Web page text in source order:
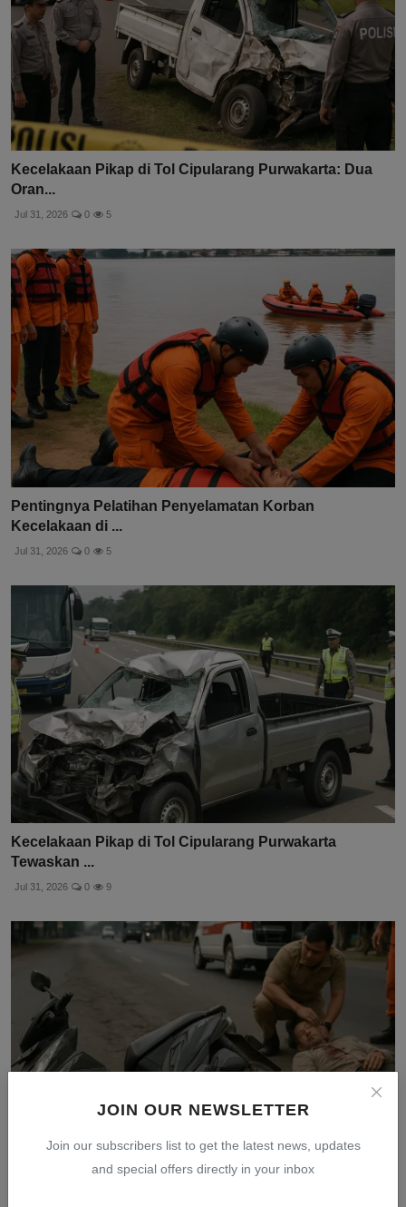
JOIN OUR NEWSLETTER
Join our subscribers list to get the latest news, updates
and special offers directly in your inbox
Kecelakaan Pikap di Tol Cipularang Purwakarta: Dua
Oran...
Jul 31, 2026 0 5
Pentingnya Pelatihan Penyelamatan Korban
Kecelakaan di ...
Jul 31, 2026 0 5
Kecelakaan Pikap di Tol Cipularang Purwakarta
Tewaskan ...
Jul 31, 2026 0 9
Kecelakaan Honda Beat di Cirebon: Motor Oleng di